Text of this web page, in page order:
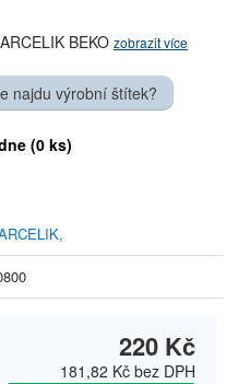
BEKO zobrazit více
najdu výrobní štítek?
(0 ks)
220 Kč
181,82 Kč bez DPH